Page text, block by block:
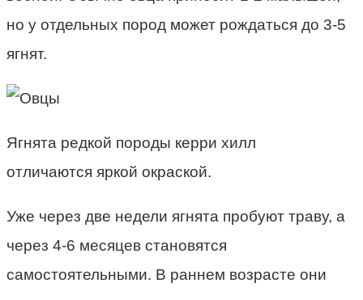
но у отдельных пород может рождаться до 3-5
ягнят.
Ягнята редкой породы керри хилл
отличаются яркой окраской.
Уже через две недели ягнята пробуют траву, а
через 4-6 месяцев становятся
самостоятельными. В раннем возрасте они